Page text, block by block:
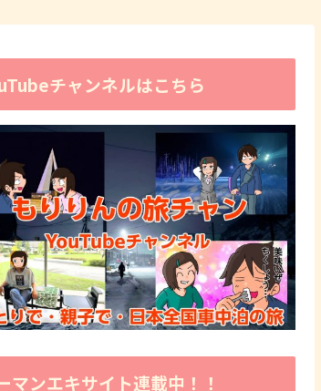
チャンネルはこちら
マンエキサイト連載中！！